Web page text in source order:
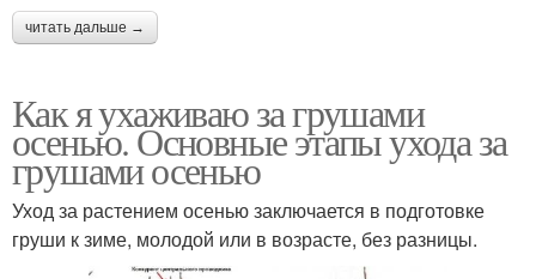
читать дальше →
Как я ухаживаю за грушами
осенью. Основные этапы ухода за
грушами осенью
Уход за растением осенью заключается в подготовке
груши к зиме, молодой или в возрасте, без разницы.